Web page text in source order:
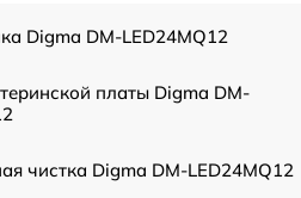
Digma DM-LED24MQ12
платы Digma DM-
чистка Digma DM-LED24MQ12